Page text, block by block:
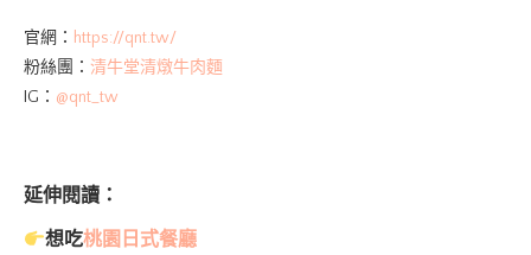
官網： https://qnt.tw/
粉絲團： 清牛堂清燉牛肉麵
IG： @qnt_tw
延伸閱讀：
想吃桃園日式餐廳